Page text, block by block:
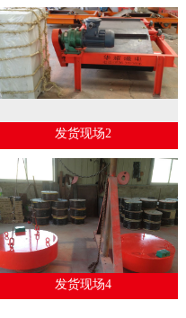
发货现场2
发货现场4